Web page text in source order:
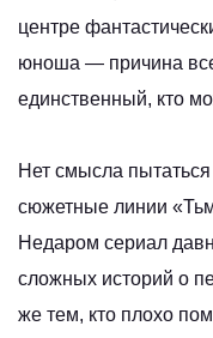
центре
юноша — причина
единственный, кто
Нет смысла
сюжетные линии
Недаром сериал
сложных историй о
же тем, кто плохо